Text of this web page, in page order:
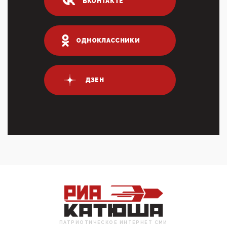
Террорист и убийца Буданов вальяжно сообщил,
энергети...
01:54, 10 Апреля 2026
ПрезидентПутинвчера вечером обьявил
Пасхальное перемирие с 16 часов субботы до конца
дня Воскресен...
01:09, 10 Апреля 2026
Честно говоря, ситуация с продвижением через
российские крупнейшие СМИ персоны Эррола
Маска (отца Ил...
07:11, 10 Апреля 2026
ОДНОКЛАССНИКИ
ДЗЕН
ПАТРИОТИЧЕСКОЕ ИНТЕРНЕТ СМИ